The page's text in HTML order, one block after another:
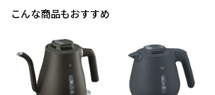
こんな商品もおすすめ